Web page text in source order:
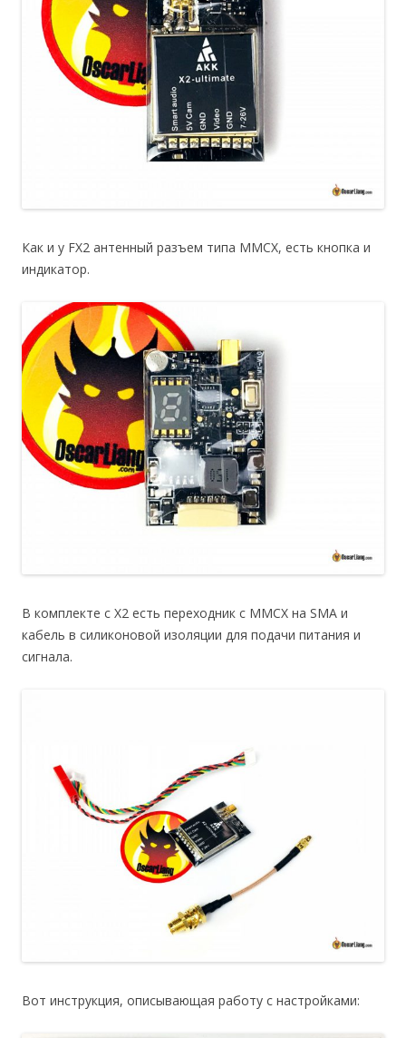
Как и у FX2 антенный разъем типа MMCX, есть кнопка и
индикатор.
В комплекте с X2 есть переходник с MMCX на SMA и
кабель в силиконовой изоляции для подачи питания и
сигнала.
Вот инструкция, описывающая работу с настройками: